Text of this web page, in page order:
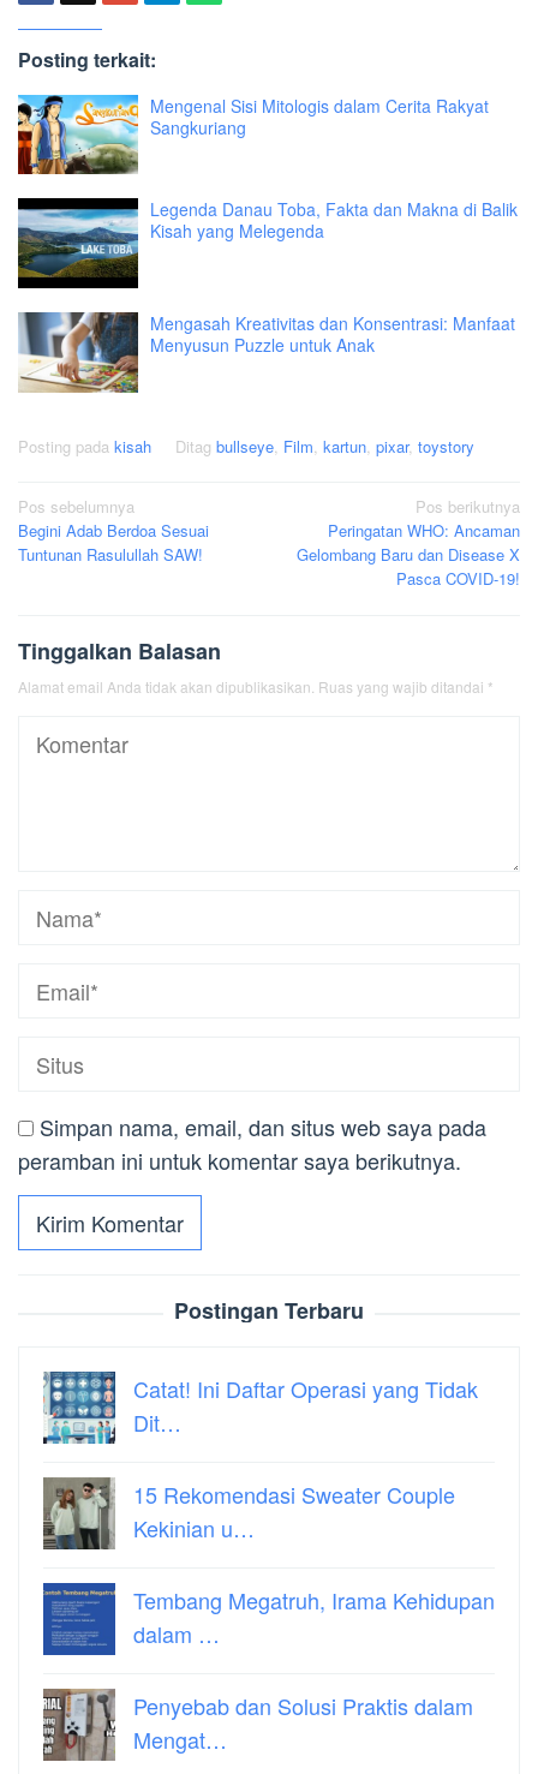
Posting terkait:
Mengenal Sisi Mitologis dalam Cerita Rakyat
Sangkuriang
Legenda Danau Toba, Fakta dan Makna di Balik
Kisah yang Melegenda
Mengasah Kreativitas dan Konsentrasi: Manfaat
Menyusun Puzzle untuk Anak
Posting pada kisah Ditag bullseye, Film, kartun, pixar, toystory
Navigasi
pos
Pos sebelumnya
Begini Adab Berdoa Sesuai
Tuntunan Rasulullah SAW!
Pos berikutnya
Peringatan WHO: Ancaman
Gelombang Baru dan Disease X
Pasca COVID-19!
Tinggalkan Balasan
Alamat email Anda tidak akan dipublikasikan. Ruas yang wajib ditandai *
Simpan nama, email, dan situs web saya pada
peramban ini untuk komentar saya berikutnya.
Postingan Terbaru
Catat! Ini Daftar Operasi yang Tidak
Dit…
15 Rekomendasi Sweater Couple
Kekinian u…
Tembang Megatruh, Irama Kehidupan
dalam …
Penyebab dan Solusi Praktis dalam
Mengat…